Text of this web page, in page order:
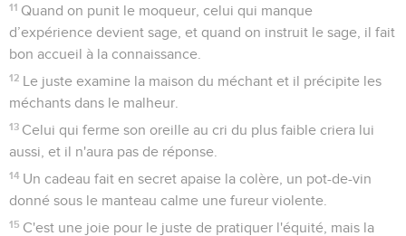
11 Quand on punit le moqueur, celui qui manque
d’expérience devient sage, et quand on instruit le sage, il fait
bon accueil à la connaissance.
12 Le juste examine la maison du méchant et il précipite les
méchants dans le malheur.
13 Celui qui ferme son oreille au cri du plus faible criera lui
aussi, et il n'aura pas de réponse.
14 Un cadeau fait en secret apaise la colère, un pot-de-vin
donné sous le manteau calme une fureur violente.
15 C'est une joie pour le juste de pratiquer l'équité, mais la